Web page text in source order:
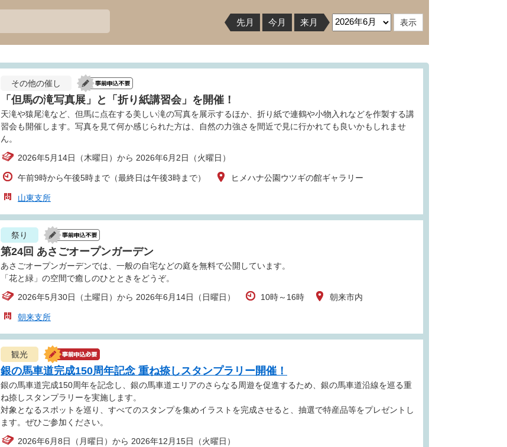
先月 今月 来月
その他の催し
「但馬の滝写真展」と「折り紙講習会」を開催！
天滝や猿尾滝など、但馬に点在する美しい滝の写真を展示するほか、折り紙で連鶴や小物入れなどを作製する講
習会も開催します。写真を見て何か感じられた方は、自然の力強さを間近で見に行かれても良いかもしれませ
ん。
2026年5月14日（木曜日）から 2026年6月2日（火曜日）
午前9時から午後5時まで（最終日は午後3時まで） ヒメハナ公園ウツギの館ギャラリー
山東支所
祭り
第24回 あさごオープンガーデン
あさごオープンガーデンでは、一般の自宅などの庭を無料で公開しています。
「花と緑」の空間で癒しのひとときをどうぞ。
2026年5月30日（土曜日）から 2026年6月14日（日曜日） 10時～16時 朝来市内
朝来支所
観光
銀の馬車道完成150周年記念 重ね捺しスタンプラリー開催！
銀の馬車道完成150周年を記念し、銀の馬車道エリアのさらなる周遊を促進するため、銀の馬車道沿線を巡る重
ね捺しスタンプラリーを実施します。
対象となるスポットを巡り、すべてのスタンプを集めイラストを完成させると、抽選で特産品等をプレゼントし
ます。ぜひご参加ください。
2026年6月8日（月曜日）から 2026年12月15日（火曜日）